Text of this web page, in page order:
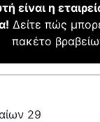
είναι η
Δείτε πώς
πακέτο
29